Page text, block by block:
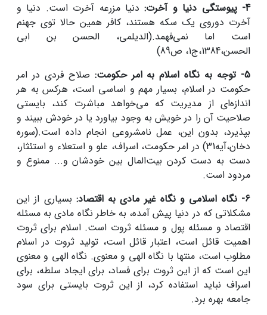
4- پیوستگی دنیا و آخرت:
دنیا مزرعه آخرت است. دنیا و
آخرت دوروی یک سکه هستند، کافر همین حالا توی جهنم
است اما نمی‌فهمد.(الدیلمی، الحسن بن ابی
الحسن،1384،ج1، ص89)
5- توجه به نگاه اسلام به امر حکومت:
صلاح فردی در امر
حکومت در اسلام، بسیار مهم و اساسی است، هرکس به هر
اندازه‌ای از مدیریت که می‌خواهد مباشرت کند، بایستی
صلاحیت آن را در خویش به وجود بیاورد یا در خودش ببیند و
بپذیرد، بدون این، عمل نامشروعی انجام داده است.(سوره
دخان،آیه31) در امر حکومت‌، اسراف، علو و استعلاء و استئثار،
دست به دست کردن بیت‌المال بین خودشان و... ممنوع و
مردود است.
6- نگاه اسلامی و نگاه غیر مادی به اقتصاد:
بسیاری از این
مشکلاتی که در دنیا پیش آمده، به خاطر نگاه مادی به مسئله
اقتصاد و مسئله پول و مسئله ثروت است. اسلام برای ثروت
اهمیت قائل است، اعتبار قائل است، تولید ثروت در اسلام
مطلوب است، منتها با نگاه الهی و معنوی. نگاه الهی و معنوی
این است که از این ثروت برای فساد، برای ایجاد سلطه، برای
اسراف نباید استفاده کرد، از این ثروت بایستی برای سود
جامعه بهره برد.